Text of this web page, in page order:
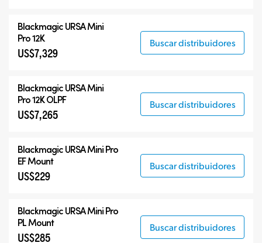
BlackmagicURSA Mini
Pro 12K
US$7,329
Buscar distribuidores
BlackmagicURSA Mini
Pro 12K OLPF
US$7,265
Buscar distribuidores
Blackmagic URSA Mini Pro
EF Mount
US$229
Buscar distribuidores
Blackmagic URSA Mini Pro
PL Mount
US$285
Buscar distribuidores